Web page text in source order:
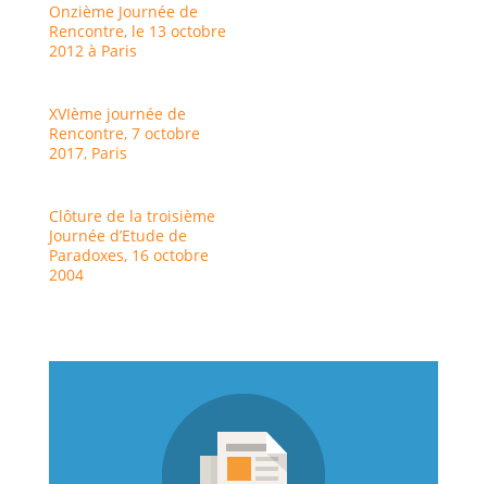
Onzième Journée de
Rencontre, le 13 octobre
2012 à Paris
XVIème journée de
Rencontre, 7 octobre
2017, Paris
Clôture de la troisième
Journée d’Etude de
Paradoxes, 16 octobre
2004